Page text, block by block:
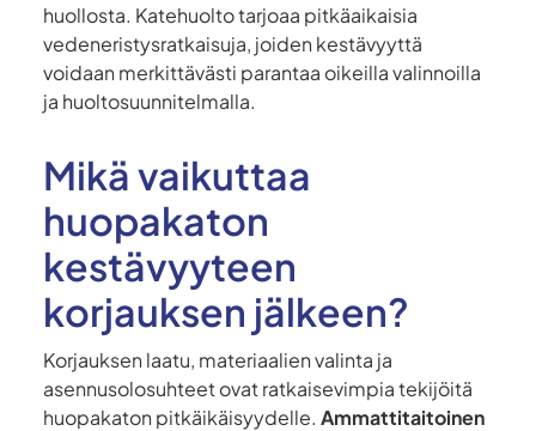
huollosta. Katehuolto tarjoaa pitkäaikaisia
vedeneristysratkaisuja, joiden kestävyyttä
voidaan merkittävästi parantaa oikeilla valinnoilla
ja huoltosuunnitelmalla.
Mikä vaikuttaa
huopakaton
kestävyyteen
korjauksen jälkeen?
Korjauksen laatu, materiaalien valinta ja
asennusolosuhteet ovat ratkaisevimpia tekijöitä
huopakaton pitkäikäisyydelle. Ammattitaitoinen